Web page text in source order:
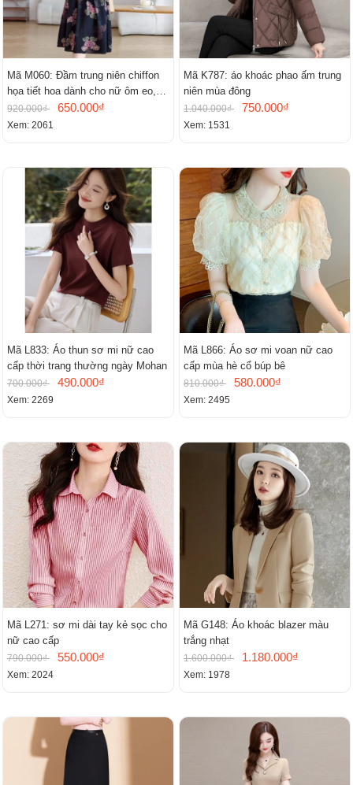
Mã M060: Đầm trung niên chiffon
họa tiết hoa dành cho nữ ôm eo,
cổ chữ V, đầm midi tay ngắn thanh
lịch.
920.000₫ 650.000₫
Xem: 2061
Mã K787: áo khoác phao ấm trung
niên mùa đông
1.040.000₫ 750.000₫
Xem: 1531
Mã L833: Áo thun sơ mi nữ cao
cấp thời trang thường ngày Mohan
700.000₫ 490.000₫
Xem: 2269
Mã L866: Áo sơ mi voan nữ cao
cấp mùa hè cổ búp bê
810.000₫ 580.000₫
Xem: 2495
Mã L271: sơ mi dài tay kẻ sọc cho
nữ cao cấp
790.000₫ 550.000₫
Xem: 2024
Mã G148: Áo khoác blazer màu
trắng nhạt
1.600.000₫ 1.180.000₫
Xem: 1978